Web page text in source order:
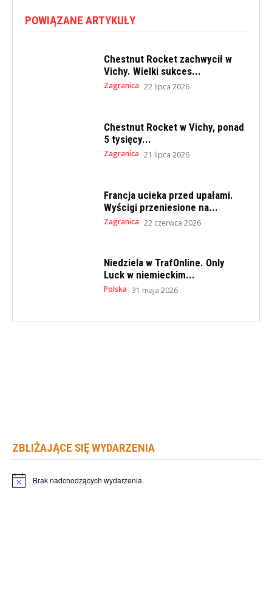
POWIĄZANE ARTYKUŁY
Chestnut Rocket zachwycił w
Vichy. Wielki sukces...
Zagranica 22 lipca 2026
Chestnut Rocket w Vichy, ponad
5 tysięcy...
Zagranica 21 lipca 2026
Francja ucieka przed upałami.
Wyścigi przeniesione na...
Zagranica 22 czerwca 2026
Niedziela w TrafOnline. Only
Luck w niemieckim...
Polska 31 maja 2026
ZBLIŻAJĄCE SIĘ WYDARZENIA
Powiadomienie
Brak nadchodzących wydarzenia.